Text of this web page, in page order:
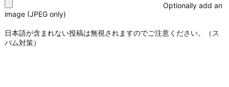
Optionally add an
image (JPEG only)
日本語が含まれない投稿は無視されますのでご注意ください。（ス
パム対策）